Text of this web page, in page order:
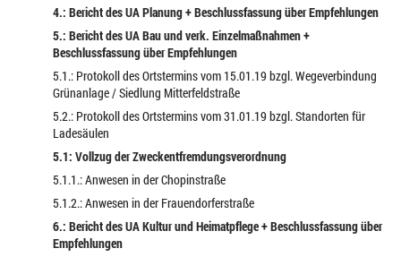
4.: Bericht des UA Planung + Beschlussfassung über Empfehlungen
5.: Bericht des UA Bau und verk. Einzelmaßnahmen +
Beschlussfassung über Empfehlungen
5.1.: Protokoll des Ortstermins vom 15.01.19 bzgl. Wegeverbindung
Grünanlage / Siedlung Mitterfeldstraße
5.2.: Protokoll des Ortstermins vom 31.01.19 bzgl. Standorten für
Ladesäulen
5.1: Vollzug der Zweckentfremdungsverordnung
5.1.1.: Anwesen in der Chopinstraße
5.1.2.: Anwesen in der Frauendorferstraße
6.: Bericht des UA Kultur und Heimatpflege + Beschlussfassung über
Empfehlungen